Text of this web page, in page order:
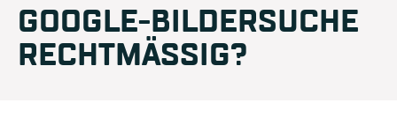
GOOGLE-BILDERSUCHE
RECHTMÄSSIG?